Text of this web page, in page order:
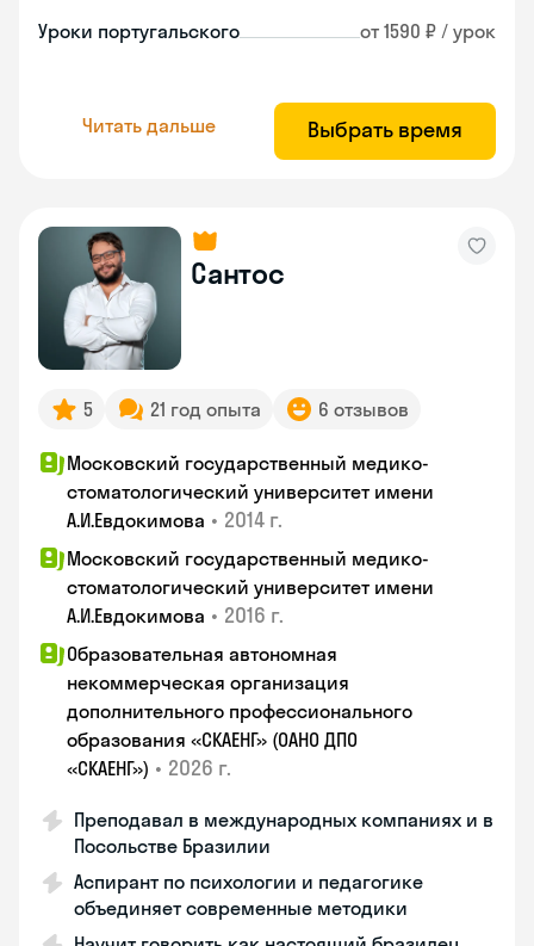
Уроки португальского от 1590 ₽ / урок
Читать дальше Выбрать время
Сантос
5 21 год опыта 6 отзывов
Московский государственный медико-
стоматологический университет имени
А.И.Евдокимова • 2014 г.
Московский государственный медико-
стоматологический университет имени
А.И.Евдокимова • 2016 г.
Образовательная автономная
некоммерческая организация
дополнительного профессионального
образования «СКАЕНГ» (ОАНО ДПО
«СКАЕНГ») • 2026 г.
Преподавал в международных компаниях и в
Посольстве Бразилии
Аспирант по психологии и педагогике
объединяет современные методики